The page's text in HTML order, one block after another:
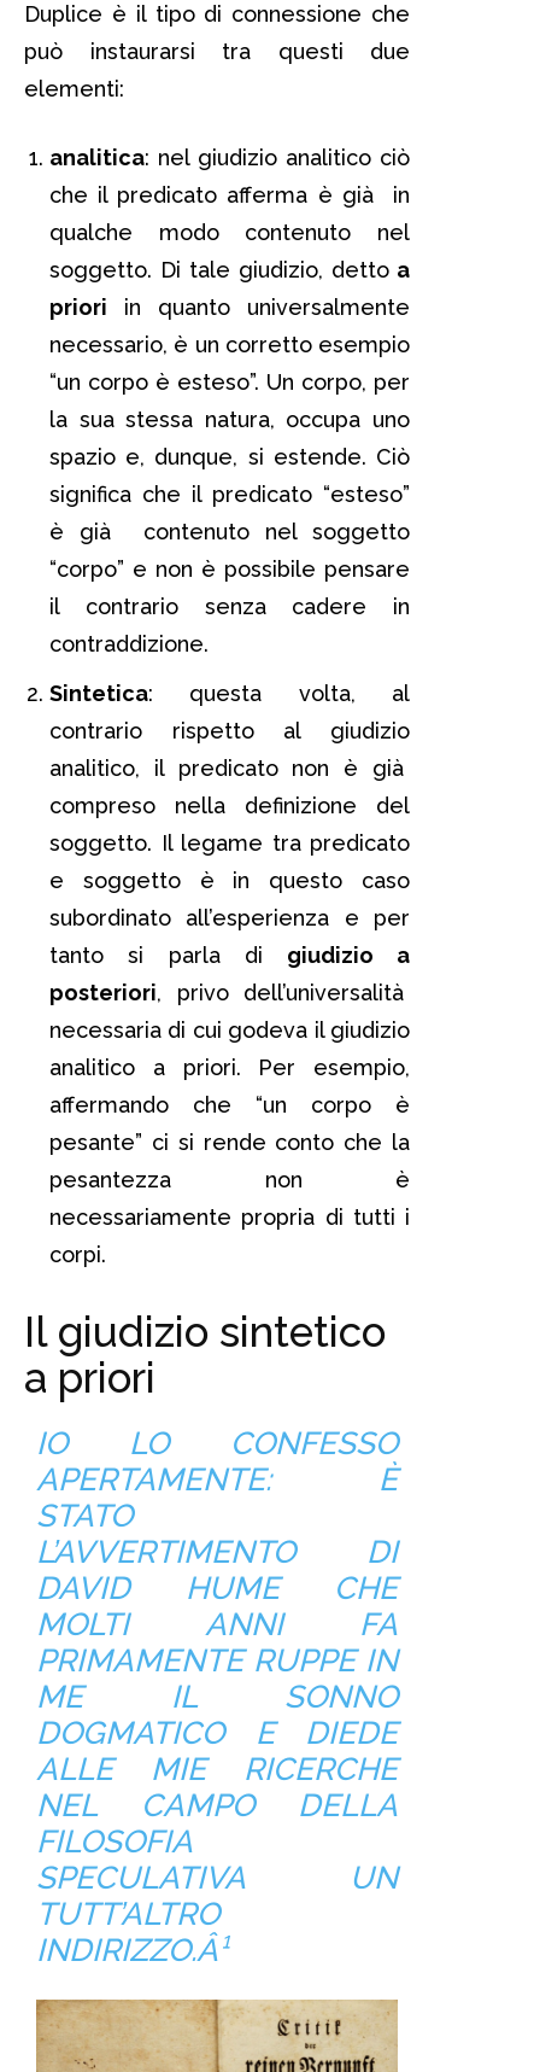
Duplice è il tipo di connessione che
può instaurarsi tra questi due
elementi:
analitica: nel giudizio analitico ciò
che il predicato afferma è già in
qualche modo contenuto nel
soggetto. Di tale giudizio, detto a
priori in quanto universalmente
necessario, è un corretto esempio
“un corpo è esteso”. Un corpo, per
la sua stessa natura, occupa uno
spazio e, dunque, si estende. Ciò
significa che il predicato “esteso”
è già contenuto nel soggetto
“corpo” e non è possibile pensare
il contrario senza cadere in
contraddizione.
Sintetica: questa volta, al
contrario rispetto al giudizio
analitico, il predicato non è già
compreso nella definizione del
soggetto. Il legame tra predicato
e soggetto è in questo caso
subordinato all’esperienza e per
tanto si parla di giudizio a
posteriori, privo dell’universalità
necessaria di cui godeva il giudizio
analitico a priori. Per esempio,
affermando che “un corpo è
pesante” ci si rende conto che la
pesantezza non è
necessariamente propria di tutti i
corpi.
Il giudizio sintetico
a priori
IO LO CONFESSO
APERTAMENTE: È
STATO
L’AVVERTIMENTO DI
DAVID HUME CHE
MOLTI ANNI FA
PRIMAMENTE RUPPE IN
ME IL SONNO
DOGMATICO E DIEDE
ALLE MIE RICERCHE
NEL CAMPO DELLA
FILOSOFIA
SPECULATIVA UN
TUTT’ALTRO
INDIRIZZO.Â¹